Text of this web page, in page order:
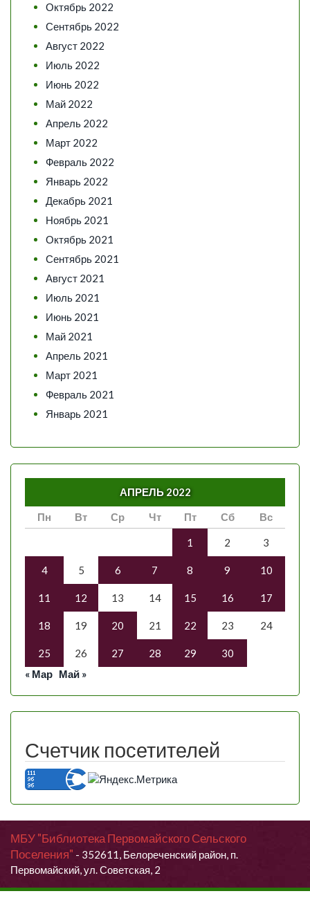
Октябрь 2022
Сентябрь 2022
Август 2022
Июль 2022
Июнь 2022
Май 2022
Апрель 2022
Март 2022
Февраль 2022
Январь 2022
Декабрь 2021
Ноябрь 2021
Октябрь 2021
Сентябрь 2021
Август 2021
Июль 2021
Июнь 2021
Май 2021
Апрель 2021
Март 2021
Февраль 2021
Январь 2021
АПРЕЛЬ 2022
Пн
Вт Ср Чт Пт Сб Вс
1 2 3
4 5 6 7 8 9 10
11 12 13 14 15 16 17
18 19 20 21 22 23 24
25 26 27 28 29
30
« Мар Май »
Счетчик посетителей
МБУ "Библиотека Первомайского Сельского
Поселения" - 352611, Белореченский район, п.
Первомайский, ул. Советская, 2